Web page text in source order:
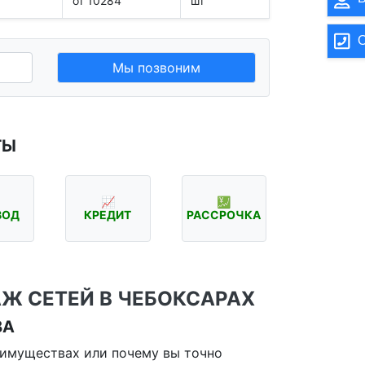
Мы позвоним
📈
КРЕДИТ
💹
РАССРОЧКА
СЕТЕЙ В ЧЕБОКСАРАХ
или почему вы точно